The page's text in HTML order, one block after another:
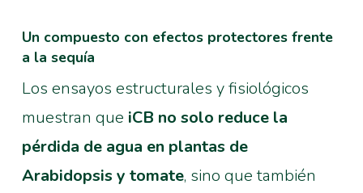
Un compuesto con efectos protectores frente
a la sequía
Los ensayos estructurales y fisiológicos
muestran que iCB no solo reduce la
pérdida de agua en plantas de
Arabidopsis y tomate, sino que también